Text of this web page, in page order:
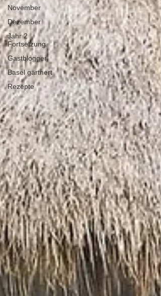
November
Dezember
Jahr 2
Fortsetzung
Gastblogger
Basel gärtnert
Rezepte